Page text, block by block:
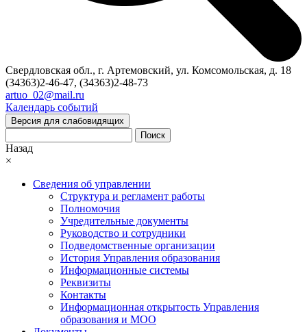
Свердловская обл., г. Артемовский, ул. Комсомольская, д. 18
(34363)2-46-47, (34363)2-48-73
artuo_02@mail.ru
Календарь событий
Версия для слабовидящих
Поиск
Назад
×
Сведения об управлении
Структура и регламент работы
Полномочия
Учредительные документы
Руководство и сотрудники
Подведомственные организации
История Управления образования
Информационные системы
Реквизиты
Контакты
Информационная открытость Управления
образования и МОО